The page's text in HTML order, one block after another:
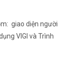
giao diện người
VIGI và Trình